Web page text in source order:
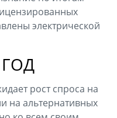
электрической
рост спроса на
на альтернативных